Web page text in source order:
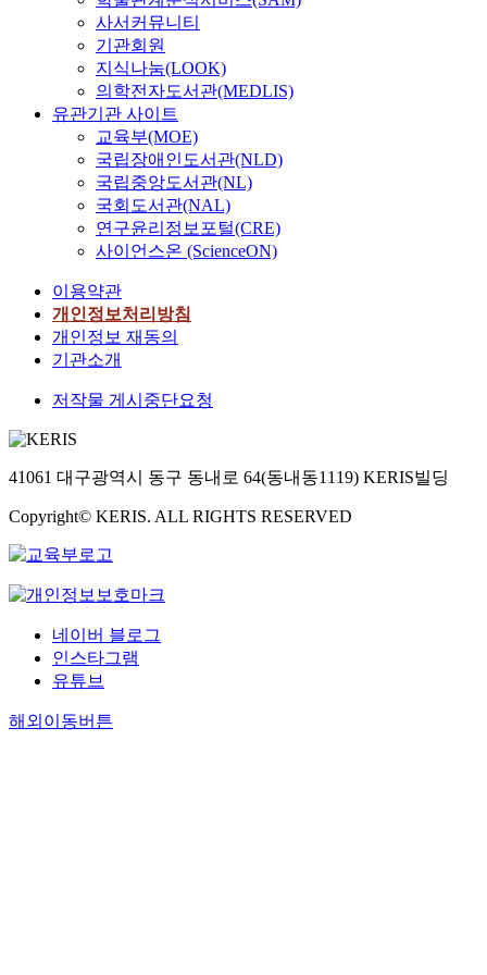
사서커뮤니티
기관회원
지식나눔(LOOK)
의학전자도서관(MEDLIS)
유관기관 사이트
교육부(MOE)
국립장애인도서관(NLD)
국립중앙도서관(NL)
국회도서관(NAL)
연구윤리정보포털(CRE)
사이언스온 (ScienceON)
이용약관
개인정보처리방침
개인정보 재동의
기관소개
저작물 게시중단요청
41061 대구광역시 동구 동내로 64(동내동1119) KERIS빌딩
Copyright© KERIS. ALL RIGHTS RESERVED
네이버 블로그
인스타그램
유튜브
해외이동버튼